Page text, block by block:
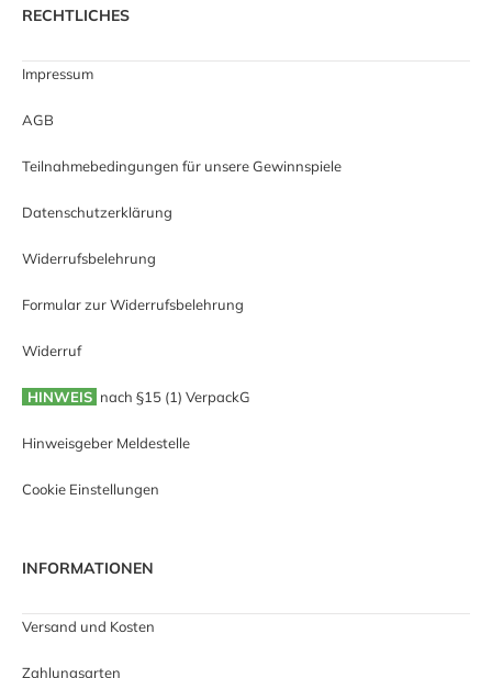
RECHTLICHES
Impressum
AGB
Teilnahmebedingungen für unsere Gewinnspiele
Datenschutzerklärung
Widerrufsbelehrung
Formular zur Widerrufsbelehrung
Widerruf
HINWEIS nach §15 (1) VerpackG
Hinweisgeber Meldestelle
Cookie Einstellungen
INFORMATIONEN
Versand und Kosten
Zahlungsarten